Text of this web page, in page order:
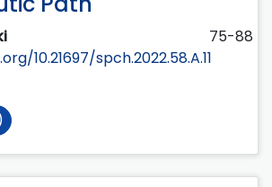
75-88
10.21697/spch.2022.58.A.11